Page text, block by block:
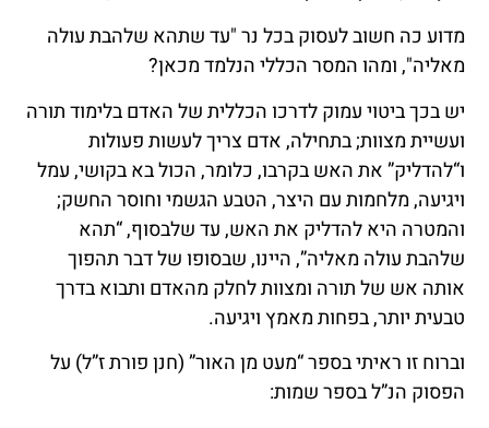
מדוע כה חשוב לעסוק בכל נר "עד שתהא שלהבת עולה
מאליה", ומהו המסר הכללי הנלמד מכאן?
יש בכך ביטוי עמוק לדרכו הכללית של האדם בלימוד תורה
ועשיית מצוות; בתחילה, אדם צריך לעשות פעולות
ו“להדליק” את האש בקרבו, כלומר, הכול בא בקושי, עמל
ויגיעה, מלחמות עם היצר, הטבע הגשמי וחוסר החשק;
והמטרה היא להדליק את האש, עד שלבסוף, “תהא
שלהבת עולה מאליה”, היינו, שבסופו של דבר תהפוך
אותה אש של תורה ומצוות לחלק מהאדם ותבוא בדרך
טבעית יותר, בפחות מאמץ ויגיעה.
וברוח זו ראיתי בספר “מעט מן האור” (חנן פורת ז”ל) על
הפסוק הנ”ל בספר שמות: